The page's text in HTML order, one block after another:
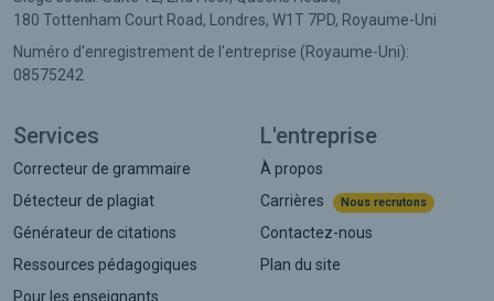
180 Tottenham Court Road,
Londres, W1T 7PD, Royaume-Uni
Numéro d'enregistrement de l'entreprise (Royaume-Uni):
08575242
Services
Correcteur de grammaire
Détecteur de plagiat
Générateur de citations
Ressources pédagogiques
Pour les enseignants
L'entreprise
À propos
Carrières
Nous recrutons
Contactez-nous
Plan du site